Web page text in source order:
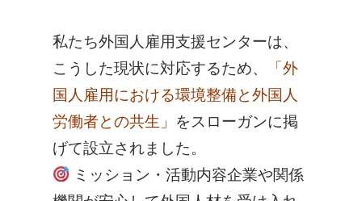
私たち外国人雇用支援センターは、
こうした現状に対応するため、
「外
国人雇用における環境整備と外国人
労働者との共生」 をスローガンに掲
げて設立されました。
ミッション・活動内容企業や関係